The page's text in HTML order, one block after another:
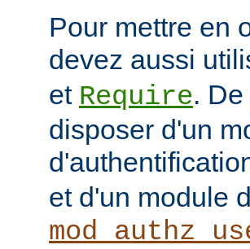
Pour mettre en
devez aussi
et Require.
disposer d'un
et d'un module